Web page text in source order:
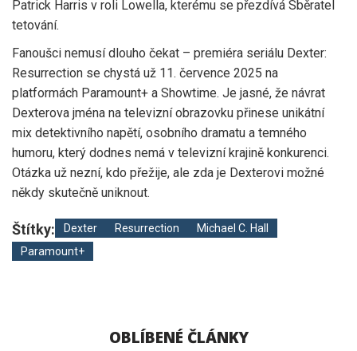
Patrick Harris v roli Lowella, kterému se přezdívá Sběratel
tetování.
Fanoušci nemusí dlouho čekat – premiéra seriálu Dexter:
Resurrection se chystá už 11. července 2025 na
platformách Paramount+ a Showtime. Je jasné, že návrat
Dexterova jména na televizní obrazovku přinese unikátní
mix detektivního napětí, osobního dramatu a temného
humoru, který dodnes nemá v televizní krajině konkurenci.
Otázka už nezní, kdo přežije, ale zda je Dexterovi možné
někdy skutečně uniknout.
Štítky: Dexter Resurrection
Michael C. Hall
Paramount+
OBLÍBENÉ ČLÁNKY